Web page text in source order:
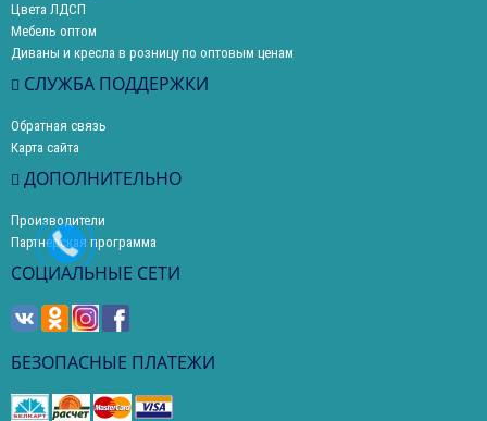
Цвета ЛДСП
Мебель оптом
Диваны и кресла в розницу по оптовым ценам
СЛУЖБА ПОДДЕРЖКИ
Обратная связь
Карта сайта
ДОПОЛНИТЕЛЬНО
Производители
Партнерская программа
СОЦИАЛЬНЫЕ СЕТИ
БЕЗОПАСНЫЕ ПЛАТЕЖИ